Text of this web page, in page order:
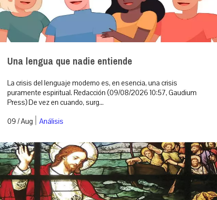
Una lengua que nadie entiende
La crisis del lenguaje moderno es, en esencia, una crisis
puramente espiritual. Redacción (09/08/2026 10:57, Gaudium
Press) De vez en cuando, surg...
09 / Aug | Análisis